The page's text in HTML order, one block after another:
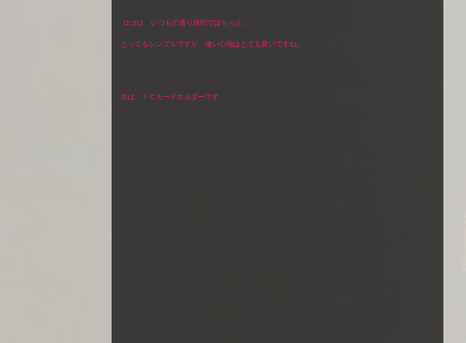
ロゴは、いつもの通り焼印でぽちっと。
とってもシンプルですが、使い心地はとても良いですね。
次は、ＩＣカードホルダーです。